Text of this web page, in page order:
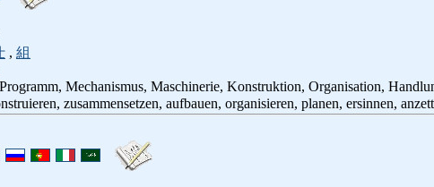
, 組
Mechanismus, Maschinerie, Konstruktion, Organisation,
zusammensetzen, aufbauen, organisieren, planen, ersinnen,